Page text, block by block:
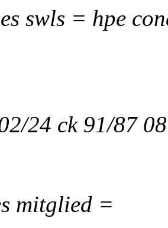
swls = hpe
24 ck 91/87
mitglied =